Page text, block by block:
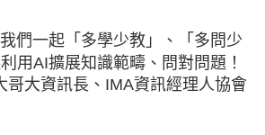
們一起「多學少教」、「多問少
用AI擴展知識範疇、問對問題！
大資訊長、IMA資訊經理人協會